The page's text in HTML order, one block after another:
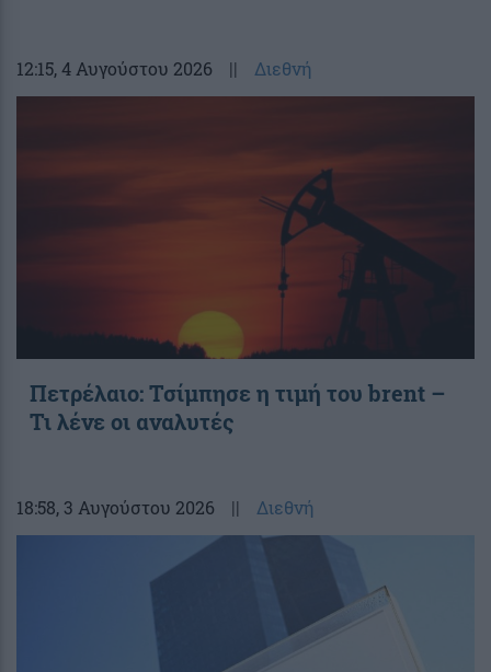
12:15, 4 Αυγούστου 2026 || Διεθνή
Πετρέλαιο: Τσίμπησε η τιμή του brent –
Τι λένε οι αναλυτές
18:58, 3 Αυγούστου 2026 || Διεθνή